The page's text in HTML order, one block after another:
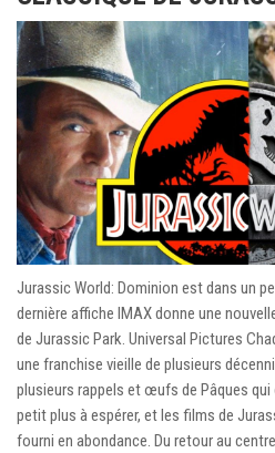
Jurassic World: Dominion est dans un
dernière affiche IMAX donne une
de Jurassic Park. Universal Pictures
une franchise vieille de plusieurs
plusieurs rappels et œufs de Pâques
petit plus à espérer, et les films de
fourni en abondance. Du retour au